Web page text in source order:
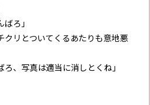
ろ」
クリとついてくるあたりも意地悪
ろ、写真は適当に消しとくね」